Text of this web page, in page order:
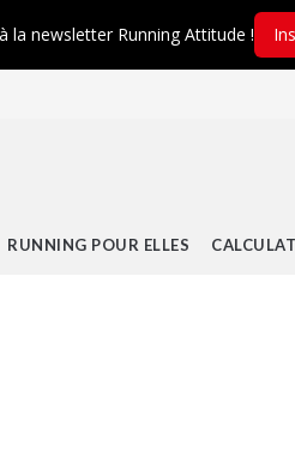
RUNNING POUR ELLES
la newsletter Running Attitude !